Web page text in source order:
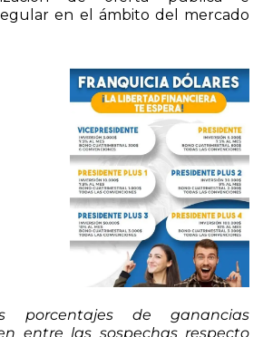
en el ámbito del mercado
porcentajes de ganancias
entre las sospechas respecto